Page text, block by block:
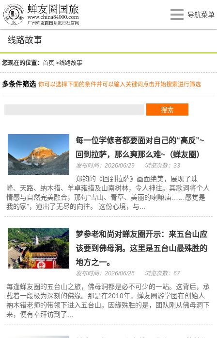
导航菜单
线路故事
您现在的位置：首页 >线路故事
多条件筛选 你可以选择下面的条件并可以输入关键词点击开始搜索进行筛选
每一位学修者都要面对自己的“高反”~
回到拉萨，那么爽那么难~（蝉友圈）
发布时间：2026/06/29 浏览次数：33
郑钧的《回到拉萨》画面绝美，展现了珠
峰、天路、纳木措、羊卓雍措及山南树林，令人神往。其歌词将个人
情感与自然完美融合，那句“雪山、青草、美丽的喇嘛庙……感觉是
我的家”，道出了无尽的向往。 这份心境，与...
梦参老和尚对蝉友圈开示：来五台山应
该要到佛母洞。这里是五台山最殊胜的
地方之一。
发布时间：2026/06/25 浏览次数：67
每逢蝉友圈的五台山之旅，佛母洞都是必不可少的一站。这背后，承
载着一段极为深刻的佛缘。那是在2010年，蝉友圈游学团在创始人
衲木错老师的带领下进入五台山。因缘殊胜的是，团队刚从佛母洞下
来，便有幸拜访到了...